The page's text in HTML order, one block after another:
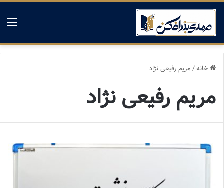
خانه/مریم رفیعی نژاد
مریم رفیعی نژاد